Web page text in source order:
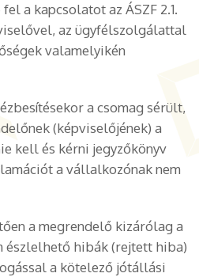
a kapcsolatot az ÁSZF 2.1.
az ügyfélszolgálattal
valamelyikén
a csomag sérült,
(képviselőjének) a
kell és kérni jegyzőkönyv
a vállalkozónak nem
a megrendelő kizárólag a
észlelhető hibák (rejtett hiba)
a kötelező jótállási